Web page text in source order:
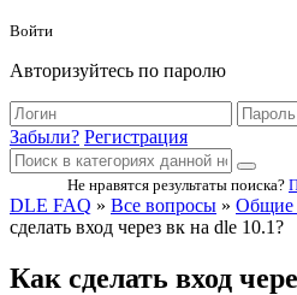
Войти
Авторизуйтесь по паролю
Забыли? Регистрация
Не нравятся результаты поиска?
DLE FAQ » Все вопросы » Общие
сделать вход через вк на dle 10.1?
Как сделать вход